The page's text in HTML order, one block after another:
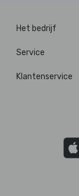
Het bedrijf
Service
Klantenservice